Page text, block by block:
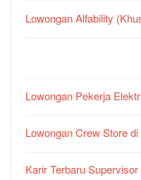
Lowongan Alfability
Lowongan Pekerja
Lowongan Crew Store
Karir Terbaru